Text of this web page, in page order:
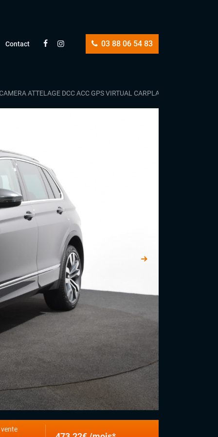
03 88 06 54 83
Contact
ATTELAGE DCC ACC GPS VIRTUAL CARPLAY JANTES 20
vente